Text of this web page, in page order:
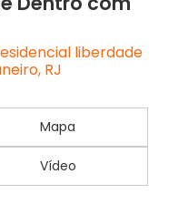
liberdade
RJ
Mapa
Vídeo